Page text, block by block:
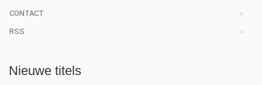
CONTACT
RSS
Nieuwe titels